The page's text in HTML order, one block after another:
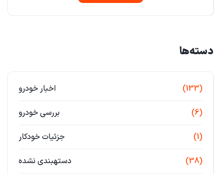
دسته‌ها
اخبار خودرو (133)
بررسی خودرو (6)
جزئیات خودکار (1)
دستهبندی نشده (38)